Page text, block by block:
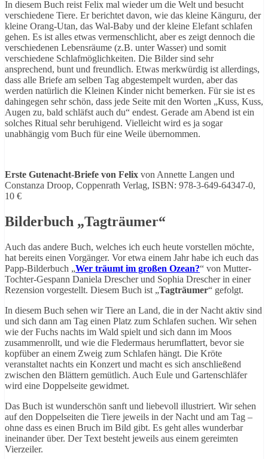
In diesem Buch reist Felix mal wieder um die Welt und besucht
verschiedene Tiere. Er berichtet davon, wie das kleine Känguru, der
kleine Orang-Utan, das Wal-Baby und der kleine Elefant schlafen
gehen. Es ist alles etwas vermenschlicht, aber es zeigt dennoch die
verschiedenen Lebensräume (z.B. unter Wasser) und somit
verschiedene Schlafmöglichkeiten. Die Bilder sind sehr
ansprechend, bunt und freundlich. Etwas merkwürdig ist allerdings,
dass alle Briefe am selben Tag abgestempelt wurden, aber das
werden natürlich die Kleinen Kinder nicht bemerken. Für sie ist es
dahingegen sehr schön, dass jede Seite mit den Worten „Kuss, Kuss,
Augen zu, bald schläfst auch du“ endest. Gerade am Abend ist ein
solches Ritual sehr beruhigend. Vielleicht wird es ja sogar
unabhängig vom Buch für eine Weile übernommen.
Erste Gutenacht-Briefe von Felix von Annette Langen und
Constanza Droop, Coppenrath Verlag, ISBN: 978-3-649-64347-0,
10 €
Bilderbuch „Tagträumer“
Auch das andere Buch, welches ich euch heute vorstellen möchte,
hat bereits einen Vorgänger. Vor etwa einem Jahr habe ich euch das
Papp-Bilderbuch „Wer träumt im großen Ozean?“ von Mutter-
Tochter-Gespann Daniela Drescher und Sophia Drescher in einer
Rezension vorgestellt. Diesem Buch ist „Tagträumer“ gefolgt.
In diesem Buch sehen wir Tiere an Land, die in der Nacht aktiv sind
und sich dann am Tag einen Platz zum Schlafen suchen. Wir sehen
wie der Fuchs nachts im Wald spielt und sich dann im Moos
zusammenrollt, und wie die Fledermaus herumflattert, bevor sie
kopfüber an einem Zweig zum Schlafen hängt. Die Kröte
veranstaltet nachts ein Konzert und macht es sich anschließend
zwischen den Blättern gemütlich. Auch Eule und Gartenschläfer
wird eine Doppelseite gewidmet.
Das Buch ist wunderschön sanft und liebevoll illustriert. Wir sehen
auf den Doppelseiten die Tiere jeweils in der Nacht und am Tag –
ohne dass es einen Bruch im Bild gibt. Es geht alles wunderbar
ineinander über. Der Text besteht jeweils aus einem gereimten
Vierzeiler.